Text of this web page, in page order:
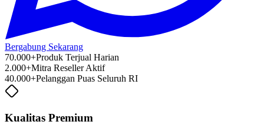
Bergabung Sekarang
70.000+Produk Terjual Harian
2.000+Mitra Reseller Aktif
40.000+Pelanggan Puas Seluruh RI
Kualitas Premium